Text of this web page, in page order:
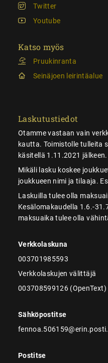
Twitter
Youtube
Katso myös
Pruukinranta
Seinäjoen leirintäalue
Laskutustiedot
Otamme vastaan vain
kautta. Toimistolle tulleita
käsitellä 1.11.2021 jälkeen.
Mikäli lasku koskee
joukkueen nimi ja tilaaja.
Laskuilla tulee olla
Kesälomakaudella 1.6.-
maksuaika tulee olla
Verkkolaskuna
003701985593
Verkkolaskujen välittäjä
003708599126 (OpenText)
Sähköpostitse
Postitse